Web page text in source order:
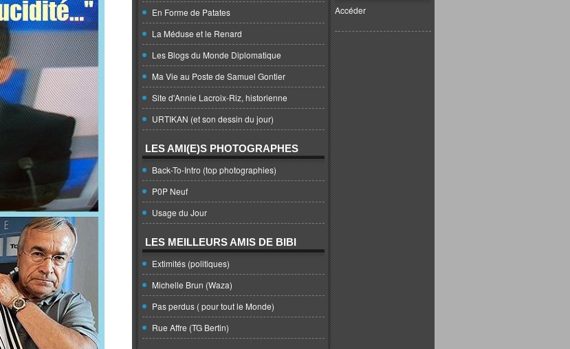
En Forme de Patates
La Méduse et le Renard
Les Blogs du Monde Diplomatique
Ma Vie au Poste de Samuel Gontier
Site d'Annie Lacroix-Riz, historienne
URTIKAN (et son dessin du jour)
LES AMI(E)S PHOTOGRAPHES
Back-To-Intro (top photographies)
P0P Neuf
Usage du Jour
LES MEILLEURS AMIS DE BIBI
Extimités (politiques)
Michelle Brun (Waza)
Pas perdus ( pour tout le Monde)
Rue Affre (TG Bertin)
Accéder